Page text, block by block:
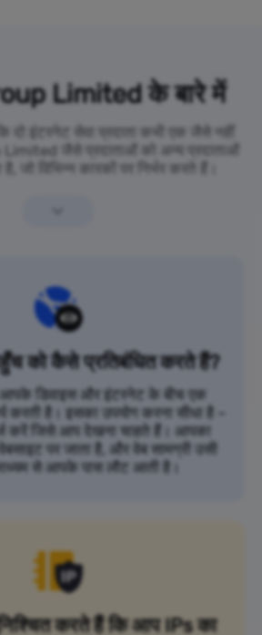
Limited के बारे में
दो इंटरनेट सेवा प्रदाता कभी एक जैसे नहीं
जैसे प्रदाताओं को अन्य प्रदाताओं
है, जो विभिन्न कारकों पर निर्भर करते हैं।
को कैसे प्रतिबंधित करते हैं?
आपके डिवाइस और इंटरनेट के बीच एक
करती है। इसका उपयोग करना सीधा है –
करें जिसे आप देखना चाहते हैं। आपका
पर जाता है, और वेब सामग्री उसी
से आपके पास लौट आती है।
करते हैं कि आप IPs का